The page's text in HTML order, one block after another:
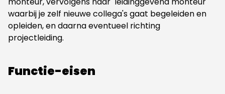
waarbij je zelf nieuwe collega's gaat begeleiden en
opleiden, en daarna eventueel richting
projectleiding.
Functie-eisen